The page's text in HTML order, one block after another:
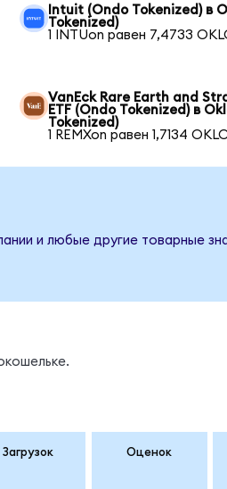
Intuit (Ondo Tokenized) в
Tokenized)
1 INTUon равен 7,4733
VanEck Rare Earth and
ETF (Ondo Tokenized) в
Tokenized)
1 REMXon равен 1,7134
и любые другие товарные
Загрузок Оценок